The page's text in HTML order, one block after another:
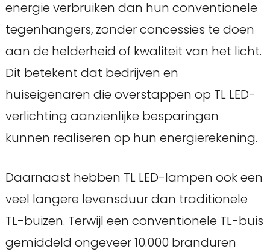
energie verbruiken dan hun conventionele
tegenhangers, zonder concessies te doen
aan de helderheid of kwaliteit van het licht.
Dit betekent dat bedrijven en
huiseigenaren die overstappen op TL LED-
verlichting aanzienlijke besparingen
kunnen realiseren op hun energierekening.
Daarnaast hebben TL LED-lampen ook een
veel langere levensduur dan traditionele
TL-buizen. Terwijl een conventionele TL-buis
gemiddeld ongeveer 10.000 branduren